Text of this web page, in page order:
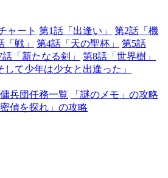
ャート 第1話「出逢い」
第2話「機
「戦」 第4話「天の聖杯」
第5話
話「新たなる剣」
第8話「世界樹」
して少年は少女と出逢った」
傭兵団任務一覧
「謎のメモ」の攻略
密偵を探れ」の攻略